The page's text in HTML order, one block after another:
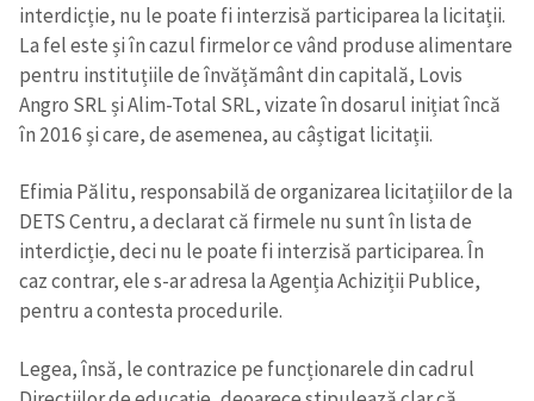
interdicție, nu le poate fi interzisă participarea la licitații.
La fel este și în cazul firmelor ce vând produse alimentare
pentru instituțiile de învățământ din capitală, Lovis
Angro SRL și Alim-Total SRL, vizate în dosarul inițiat încă
în 2016 și care, de asemenea, au câștigat licitații.
Efimia Pălitu, responsabilă de organizarea licitațiilor de la
DETS Centru, a declarat că firmele nu sunt în lista de
interdicție, deci nu le poate fi interzisă participarea. În
caz contrar, ele s-ar adresa la Agenția Achiziții Publice,
pentru a contesta procedurile.
Legea, însă, le contrazice pe funcționarele din cadrul